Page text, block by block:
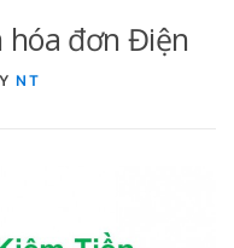
HOẠT
hóa đơn Điện
NT